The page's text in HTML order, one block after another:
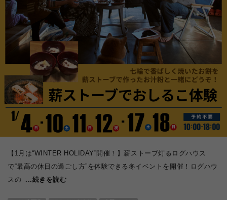
【1月は“WINTER HOLIDAY”開催！】薪ストーブ灯るログハウス
で“最高の休日の過ごし方”を体験できる冬イベントを開催！ログハウ
スの ...続きを読む